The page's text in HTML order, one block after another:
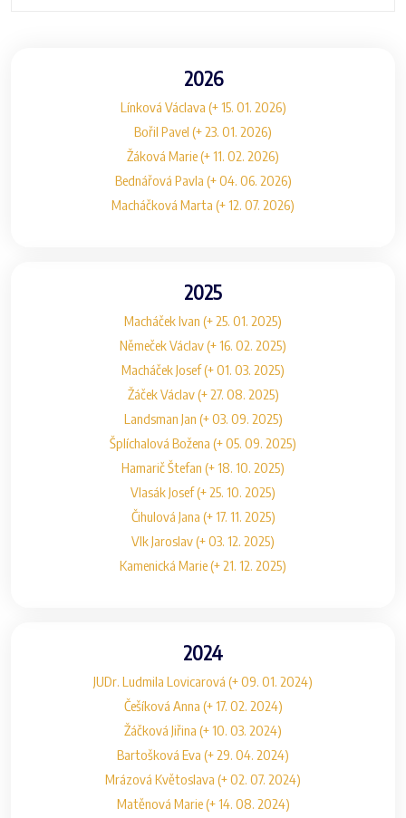
2026
Línková Václava (+ 15. 01. 2026)
Bořil Pavel (+ 23. 01. 2026)
Žáková Marie (+ 11. 02. 2026)
Bednářová Pavla (+ 04. 06. 2026)
Macháčková Marta (+ 12. 07. 2026)
2025
Macháček Ivan (+ 25. 01. 2025)
Němeček Václav (+ 16. 02. 2025)
Macháček Josef (+ 01. 03. 2025)
Žáček Václav (+ 27. 08. 2025)
Landsman Jan (+ 03. 09. 2025)
Šplíchalová Božena (+ 05. 09. 2025)
Hamarič Štefan (+ 18. 10. 2025)
Vlasák Josef (+ 25. 10. 2025)
Čihulová Jana (+ 17. 11. 2025)
Vlk Jaroslav (+ 03. 12. 2025)
Kamenická Marie (+ 21. 12. 2025)
2024
JUDr. Ludmila Lovicarová (+ 09. 01. 2024)
Češíková Anna (+ 17. 02. 2024)
Žáčková Jiřina (+ 10. 03. 2024)
Bartošková Eva (+ 29. 04. 2024)
Mrázová Květoslava (+ 02. 07. 2024)
Matěnová Marie (+ 14. 08. 2024)